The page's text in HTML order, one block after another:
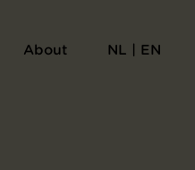
About NL | EN